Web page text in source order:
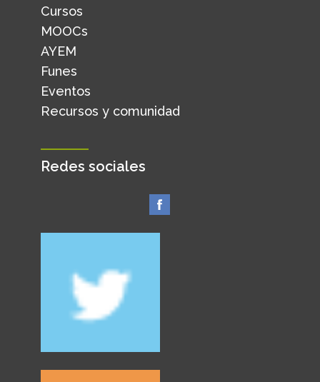
Cursos
MOOCs
AYEM
Funes
Eventos
Recursos y comunidad
Redes sociales